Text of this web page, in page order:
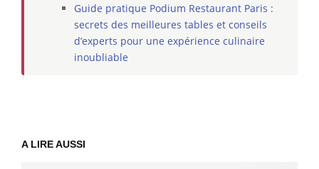
Guide pratique Podium Restaurant Paris :
secrets des meilleures tables et conseils
d’experts pour une expérience culinaire
inoubliable
A LIRE AUSSI